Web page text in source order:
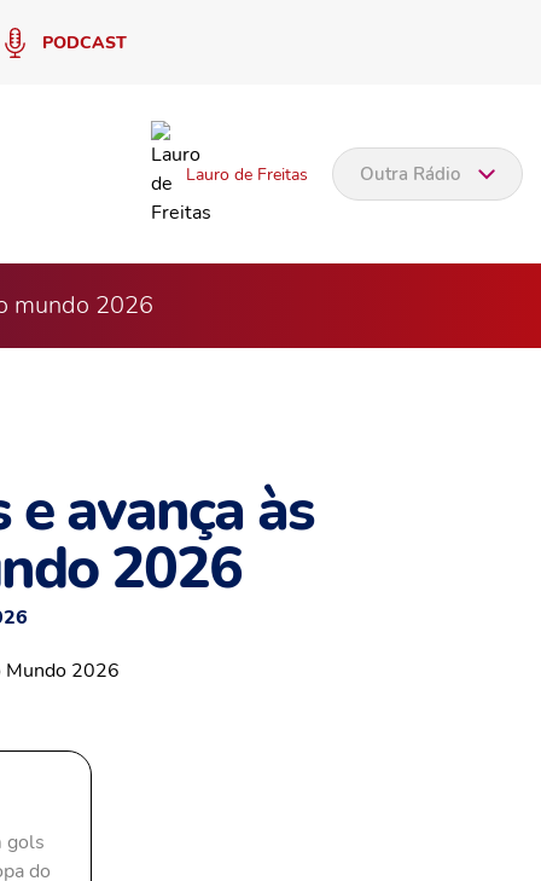
PODCAST
Lauro de Freitas Outra Rádio
mundo 2026
avança às
2026
gols
do